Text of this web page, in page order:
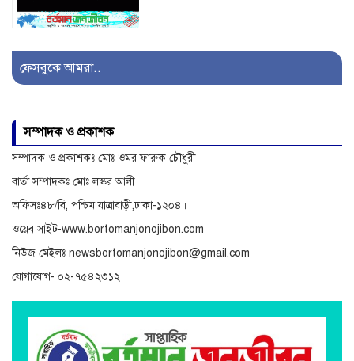
মুন্সীরহাটের বিপুল পরিমানে
দুর্ঘটনায় আহতদের উদ্ধারে
সেনাবাহিনী
ফেসবুকে আমরা..
সম্পাদক ও প্রকাশক
সম্পাদক ও প্রকাশকঃ মোঃ ওমর ফারুক চৌধুরী
বার্তা সম্পাদকঃ মোঃ লস্কর আলী
অফিসঃ৪৮/বি, পশ্চিম যাত্রাবাড়ী,ঢাকা-১২০৪।
ওয়েব সাইট-www.bortomanjonojibon.com
নিউজ মেইলঃ newsbortomanjonojibon@gmail.com
যোগাযোগ- ০২-৭৫৪২৩১২